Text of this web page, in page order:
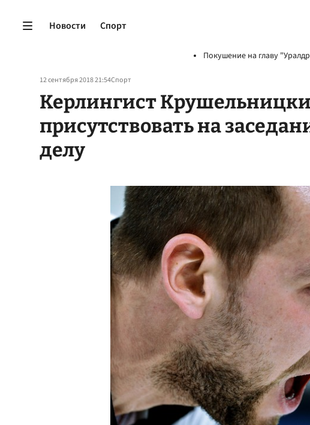
Новости Спорт
Покушение на главу
12 сентября 2018 21:54Спорт
Керлингист
присутствовать на
делу